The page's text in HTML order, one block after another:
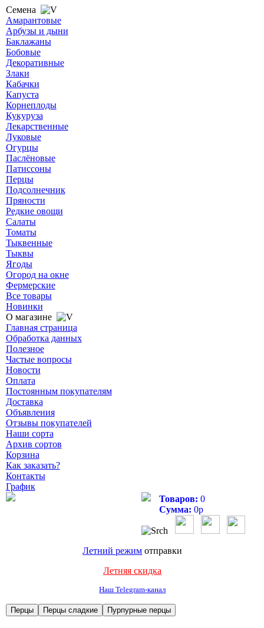
Семена
Амарантовые
Арбузы и дыни
Баклажаны
Бобовые
Декоративные
Злаки
Кабачки
Капуста
Корнеплоды
Кукуруза
Лекарственные
Луковые
Огурцы
Паслёновые
Патиссоны
Перцы
Подсолнечник
Пряности
Редкие овощи
Салаты
Томаты
Тыквенные
Тыквы
Ягоды
Огород на окне
Фермерские
Все товары
Новинки
О магазине
Главная страница
Обработка данных
Полезное
Частые вопросы
Новости
Оплата
Постоянным покупателям
Доставка
Объявления
Отзывы покупателей
Наши сорта
Архив сортов
Корзина
Как заказать?
Контакты
График
Товаров: 0
Сумма: 0р
Летний режим отправки
Летняя скидка
Наш Telegram-канал